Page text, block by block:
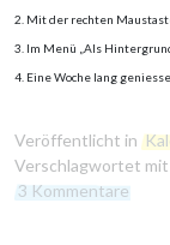
2. Mit der rechten
3. Im Menü „Als
4. Eine Woche lang
Veröffentlicht in
Verschlagwortet mit
3 Kommentare